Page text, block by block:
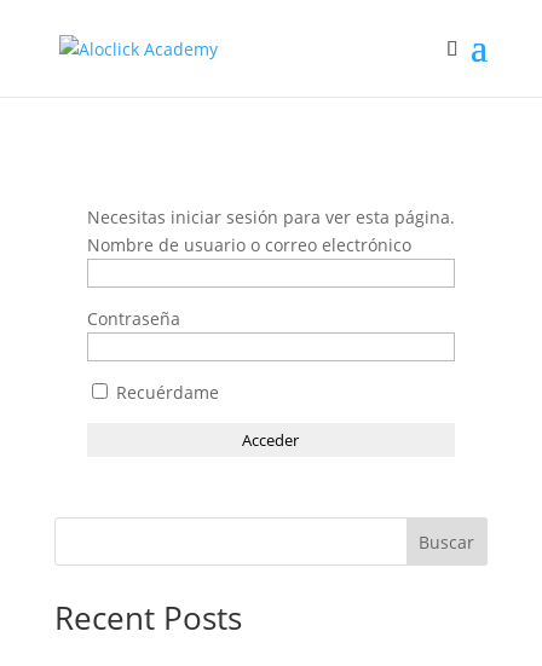
Necesitas iniciar sesión para ver esta página.
Nombre de usuario o correo electrónico
Contraseña
Recuérdame
Buscar
Recent Posts